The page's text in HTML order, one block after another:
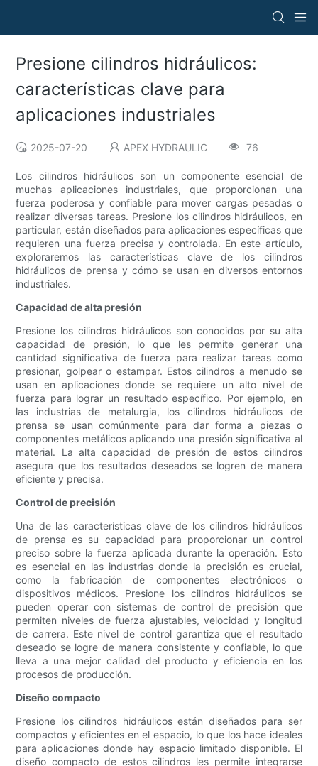
Presione cilindros hidráulicos:
características clave para
aplicaciones industriales
2025-07-20 APEX HYDRAULIC 76
Los cilindros hidráulicos son un componente esencial de
muchas aplicaciones industriales, que proporcionan una
fuerza poderosa y confiable para mover cargas pesadas o
realizar diversas tareas. Presione los cilindros hidráulicos, en
particular, están diseñados para aplicaciones específicas que
requieren una fuerza precisa y controlada. En este artículo,
exploraremos las características clave de los cilindros
hidráulicos de prensa y cómo se usan en diversos entornos
industriales.
Capacidad de alta presión
Presione los cilindros hidráulicos son conocidos por su alta
capacidad de presión, lo que les permite generar una
cantidad significativa de fuerza para realizar tareas como
presionar, golpear o estampar. Estos cilindros a menudo se
usan en aplicaciones donde se requiere un alto nivel de
fuerza para lograr un resultado específico. Por ejemplo, en
las industrias de metalurgia, los cilindros hidráulicos de
prensa se usan comúnmente para dar forma a piezas o
componentes metálicos aplicando una presión significativa al
material. La alta capacidad de presión de estos cilindros
asegura que los resultados deseados se logren de manera
eficiente y precisa.
Control de precisión
Una de las características clave de los cilindros hidráulicos
de prensa es su capacidad para proporcionar un control
preciso sobre la fuerza aplicada durante la operación. Esto
es esencial en las industrias donde la precisión es crucial,
como la fabricación de componentes electrónicos o
dispositivos médicos. Presione los cilindros hidráulicos se
pueden operar con sistemas de control de precisión que
permiten niveles de fuerza ajustables, velocidad y longitud
de carrera. Este nivel de control garantiza que el resultado
deseado se logre de manera consistente y confiable, lo que
lleva a una mejor calidad del producto y eficiencia en los
procesos de producción.
Diseño compacto
Presione los cilindros hidráulicos están diseñados para ser
compactos y eficientes en el espacio, lo que los hace ideales
para aplicaciones donde hay espacio limitado disponible. El
diseño compacto de estos cilindros les permite integrarse